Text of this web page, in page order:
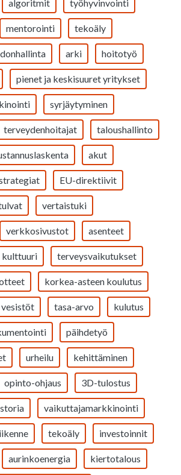
algoritmit työhyvinvointi
mentorointi tekoäly
arki hoitotyö
pienet ja keskisuuret yritykset
syrjäytyminen
terveydenhoitajat taloushallinto
akut
EU-direktiivit
vertaistuki
verkkosivustot asenteet
kulttuuri terveysvaikutukset
korkea-asteen koulutus
vesistöt tasa-arvo kulutus
päihdetyö
urheilu kehittäminen
opinto-ohjaus 3D-tulostus
vaikuttajamarkkinointi
tekoäly investoinnit
aurinkoenergia kiertotalous